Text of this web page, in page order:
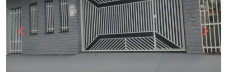
á diversas regiões da cidade. Agende já sua
visita!! #vilabetânia #casavenda #imobiliaria
#geracaoimoveis